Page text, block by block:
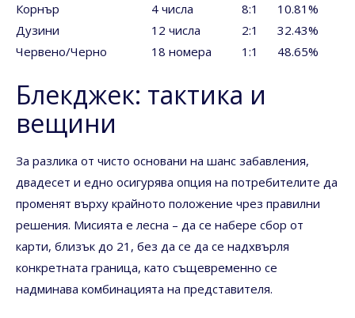
Корнър
4 числа 8:1
10.81%
Дузини
12 числа 2:1
32.43%
Червено/Черно
18 номера 1:1 48.65%
Блекджек: тактика и
вещини
За разлика от чисто основани на шанс забавления,
двадесет и едно осигурява опция на потребителите да
променят върху крайното положение чрез правилни
решения. Мисията е лесна – да се набере сбор от
карти, близък до 21, без да се да се надхвърля
конкретната граница, като същевременно се
надминава комбинацията на представителя.